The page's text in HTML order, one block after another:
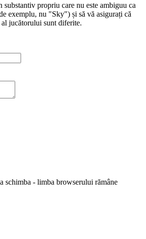
propriu care nu este ambiguu ca
exemplu, nu "Sky") și să vă asigurați că
jucătorului sunt diferite.
schimba - limba browserului rămâne